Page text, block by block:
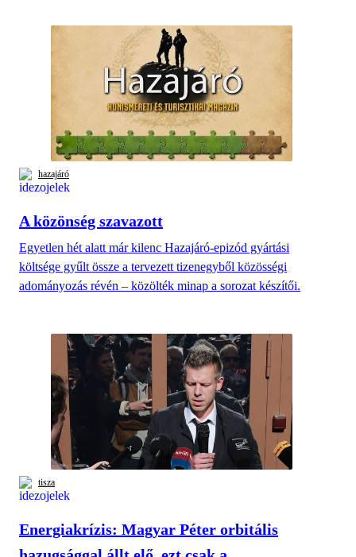
hazajáró
A közönség szavazott
Egyetlen hét alatt már kilenc Hazajáró-epizód gyártási
költsége gyűlt össze a tervezett tizenegyből közösségi
adományozás révén – közölték minap a sorozat készítői.
tisza
Energiakrízis: Magyar Péter orbitális